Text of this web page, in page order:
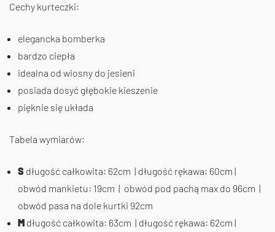
Cechy kurteczki:
elegancka bomberka
bardzo ciepła
idealna od wiosny do jesieni
posiada dosyć głębokie kieszenie
pięknie się układa
Tabela wymiarów:
S długość całkowita: 62cm | długość rękawa: 60cm |
obwód mankietu: 19cm | obwód pod pachą max do 96cm |
obwód pasa na dole kurtki 92cm
M długość całkowita: 63cm | długość rękawa: 62cm |